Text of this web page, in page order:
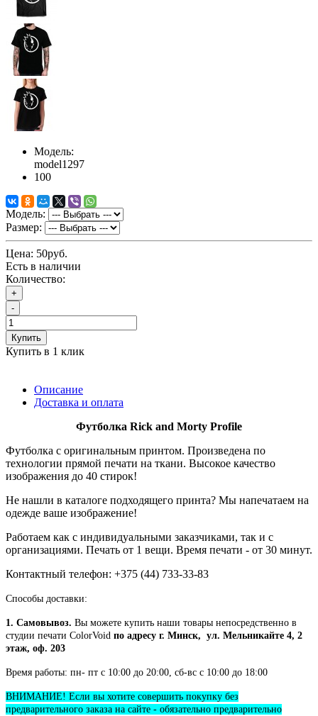
Модель:
model1297
100
Модель:
Размер:
Цена: 50руб.
Есть в наличии
Количество:
+
-
Купить
Купить в 1 клик
Описание
Доставка и оплата
Футболка Rick and Morty Profile
Футболка с оригинальным принтом. Произведена по
технологии прямой печати на ткани. Высокое качество
изображения до 40 стирок!
Не нашли в каталоге подходящего принта? Мы напечатаем на
одежде ваше изображение!
Работаем как с индивидуальными заказчиками, так и с
организациями. Печать от 1 вещи. Время печати - от 30 минут.
Контактный телефон: +375 (44) 733-33-83
Способы доставки:
1. Самовывоз. Вы можете купить наши товары непосредственно в
студии печати ColorVoid по адресу г. Минск, ул. Мельникайте 4, 2
этаж, оф. 203
Время работы: пн- пт с 10:00 до 20:00, сб-вс с 10:00 до 18:00
ВНИМАНИЕ! Если вы хотите совершить покупку без
предварительного заказа на сайте - обязательно предварительно